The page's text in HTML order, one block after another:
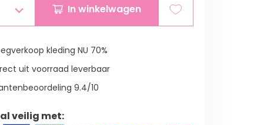
In winkelwagen
kleding NU 70%
uit voorraad leverbaar
9.4/10
veilig met: